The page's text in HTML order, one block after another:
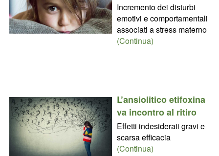
Incremento dei disturbi
emotivi e comportamentali
associati a stress materno
(Continua)
L’ansiolitico etifoxina
va incontro al ritiro
Effetti indesiderati gravi e
scarsa efficacia
(Continua)